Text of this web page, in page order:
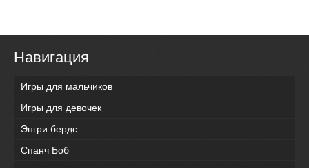
Навигация
Игры для мальчиков
Игры для девочек
Энгри бердс
Спанч Боб